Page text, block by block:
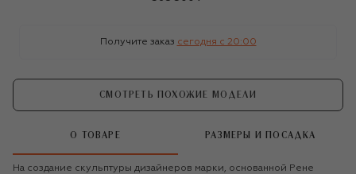
Получите заказ сегодня c 20:00
СМОТРЕТЬ ПОХОЖИЕ МОДЕЛИ
О ТОВАРЕ РАЗМЕРЫ И ПОСАДКА
На создание скульптуры дизайнеров марки, основанной Рене